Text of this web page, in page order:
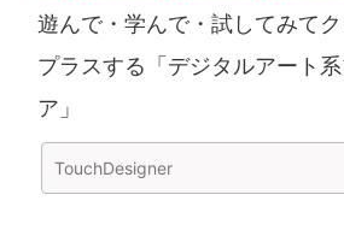
遊んで・学んで・試してみて
プラスする「デジタルアート
ア」